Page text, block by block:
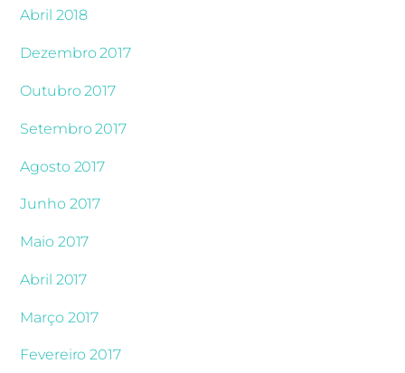
Abril 2018
Dezembro 2017
Outubro 2017
Setembro 2017
Agosto 2017
Junho 2017
Maio 2017
Abril 2017
Março 2017
Fevereiro 2017